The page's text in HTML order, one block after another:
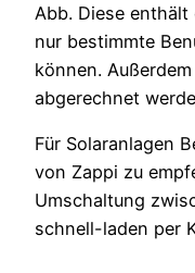
Abb. Diese enthält
nur bestimmte
können.
abgerechnet
Für Solaranlagen
von Zappi zu
Umschaltung
schnell-laden per